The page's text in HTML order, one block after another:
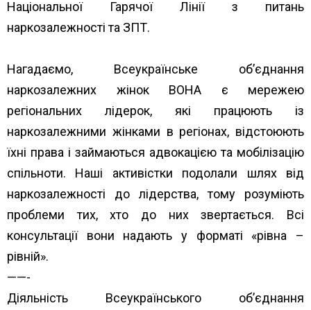
Національної Гарячої Лінії з питань
наркозалежності та ЗПТ.
Нагадаємо, Всеукраїнське об’єднання
наркозалежних жінок ВОНА є мережею
регіональних лідерок, які працюють із
наркозалежними жінками в регіонах, відстоюють
їхні права і займаються адвокацією та мобілізацію
спільноти. Наші активістки подолали шлях від
наркозалежності до лідерства, тому розуміють
проблеми тих, хто до них звертається. Всі
консультації вони надають у форматі «рівна –
рівній».
——-
Діяльність Всеукраїнського об’єднання